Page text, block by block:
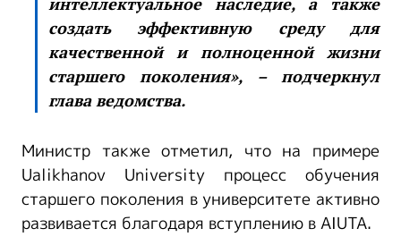
интеллектуальное наследие, а также
создать эффективную среду для
качественной и полноценной жизни
старшего поколения», – подчеркнул
глава ведомства.
Министр также отметил, что на примере
Ualikhanov University процесс обучения
старшего поколения в университете активно
развивается благодаря вступлению в AIUTA.